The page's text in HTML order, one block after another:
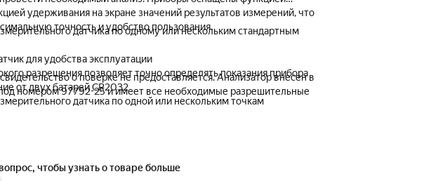
удерживания на экране значений результатов измерений, что
точность и удобство пользования.
датчика по одному или нескольким стандартным
для удобства эксплуатации
разрешения позволяет точно определять показания прибора
от двух батарей CR2032
датчика по одной или нескольким точкам
автоматического отключения
защиты от пыли и влаги (IP 57)
прибора в электронном виде зафиксирована на портале фгис
о поверке не предоставляется. Анализатор внесен в
номером 97792-25 и имеет все необходимые разрешительные
чтобы узнать о товаре больше